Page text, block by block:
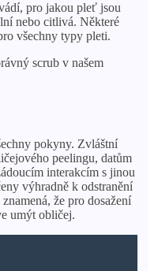
pro jakou pleť jsou
nebo citlivá. Některé
všechny typy pleti.
scrub v našem
pokyny. Zvláštní
peelingu, datům
interakcím s jinou
výhradně k odstranění
že pro dosažení
umýt obličej.